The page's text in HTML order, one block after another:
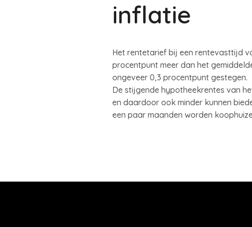
inflatie
Het rentetarief bij een rentevasttijd
procentpunt meer dan het
ongeveer 0,3 procentpunt gestegen.
De stijgende hypotheekrentes van
en daardoor ook minder kunnen
een paar maanden worden